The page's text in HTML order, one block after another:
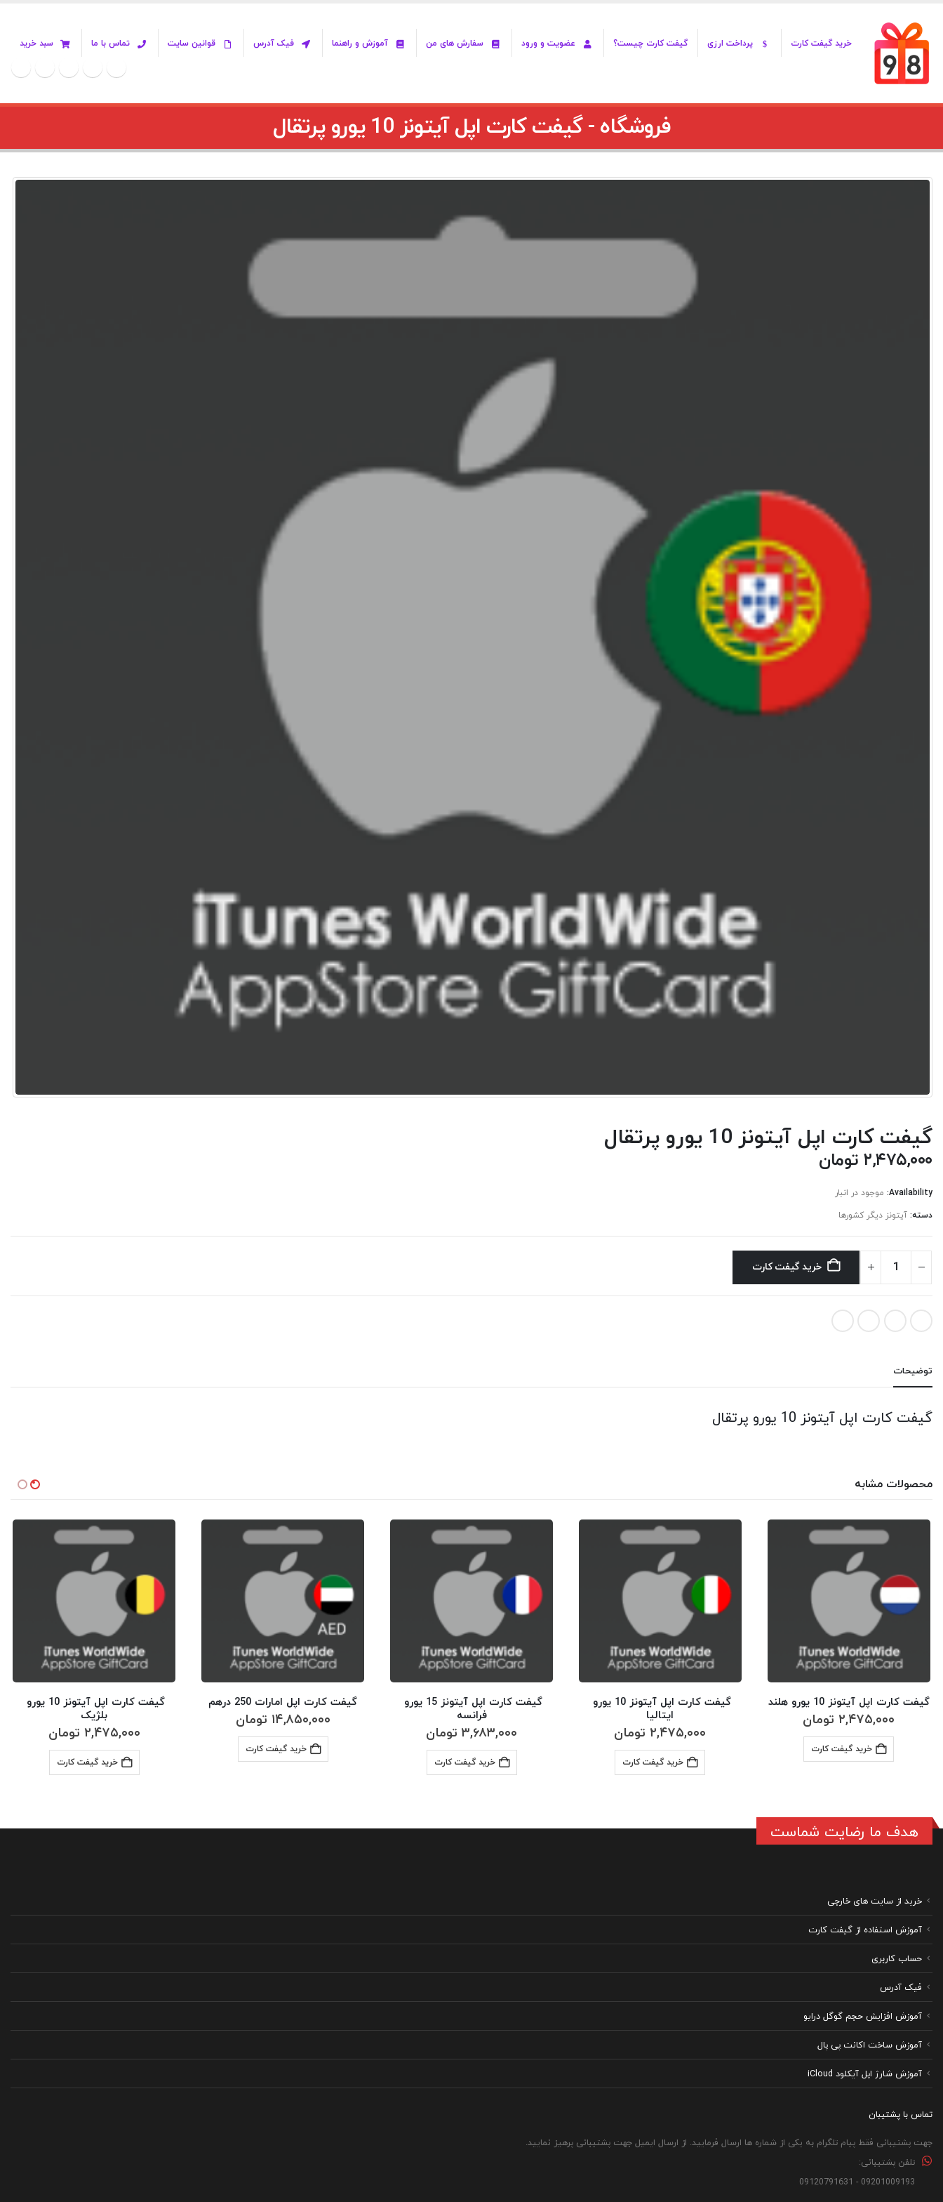
خرید گیفت کارت پرداخت ارزی گیفت کارت چیست؟ عضویت و ورود سفارش های من آموزش و راهنما فیک آدرس قوانین سایت تماس با ما سبد خرید
فروشگاه - گیفت کارت اپل آیتونز 10 یورو پرتقال
گیفت کارت اپل آیتونز 10 یورو پرتقال
۲,۴۷۵,۰۰۰ تومان
Availability: موجود در انبار
دسته: آیتونز دیگر کشورها
خرید گیفت کارت
توضیحات
گیفت کارت اپل آیتونز 10 یورو پرتقال
محصولات مشابه
گیفت کارت اپل آیتونز 10 یورو هلند
۲,۴۷۵,۰۰۰ تومان
خرید گیفت کارت
گیفت کارت اپل آیتونز 10 یورو
ایتالیا
۲,۴۷۵,۰۰۰ تومان
خرید گیفت کارت
گیفت کارت اپل آیتونز 15 یورو
فرانسه
۳,۶۸۳,۰۰۰ تومان
خرید گیفت کارت
گیفت کارت اپل امارات 250 درهم
۱۴,۸۵۰,۰۰۰ تومان
خرید گیفت کارت
گیفت کارت اپل آیتونز 10 یورو
بلژیک
۲,۴۷۵,۰۰۰ تومان
خرید گیفت کارت
هدف ما رضایت شماست
خرید از سایت های خارجی
آموزش استفاده از گیفت کارت
حساب کاربری
فیک آدرس
آموزش افزایش حجم گوگل درایو
آموزش ساخت اکانت پی پال
آموزش شارژ اپل آیکلود iCloud
تماس با پشتیبان
جهت پشتیبانی فقط پیام تلگرام به یکی از شماره ها ارسال فرمایید. از ارسال ایمیل جهت پشتیبانی پرهیز نمایید.
تلفن پشتیبانی:
09201009193 - 09120791631